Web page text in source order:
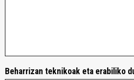
Beharrizan teknikoak eta erabiliko